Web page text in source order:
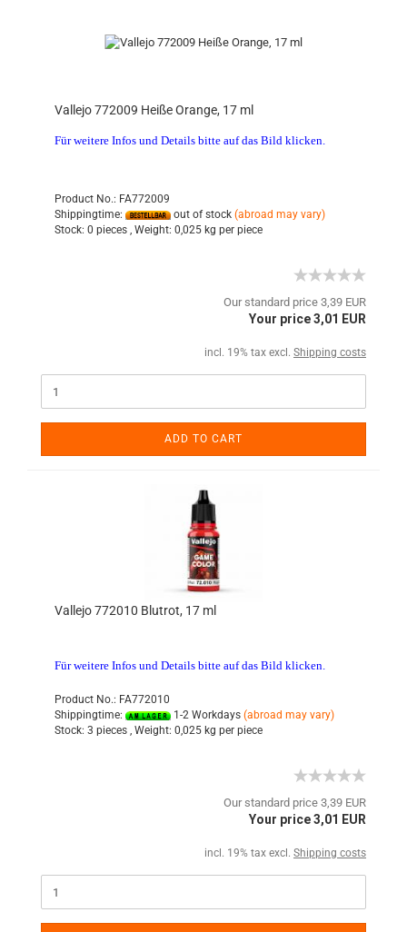
Vallejo 772009 Heiße Orange, 17 ml
Für weitere Infos und Details bitte auf das Bild klicken.
Product No.: FA772009
Shippingtime:
out of stock (abroad may vary)
Stock: 0 pieces , Weight: 0,025 kg per piece
Our standard price 3,39 EUR
Your price 3,01 EUR
incl. 19% tax excl. Shipping costs
ADD TO CART
Vallejo 772010 Blutrot, 17 ml
Für weitere Infos und Details bitte auf das Bild klicken.
Product No.: FA772010
Shippingtime:
1-2 Workdays (abroad may vary)
Stock: 3 pieces , Weight: 0,025 kg per piece
Our standard price 3,39 EUR
Your price 3,01 EUR
incl. 19% tax excl. Shipping costs